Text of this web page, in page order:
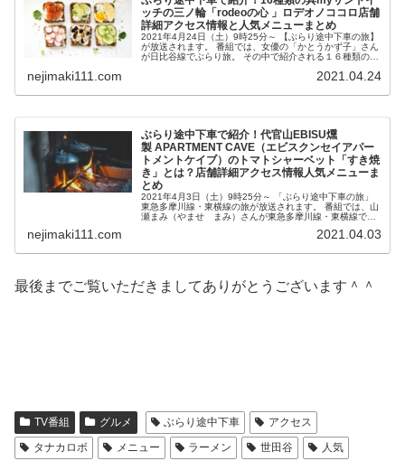
ッチの三ノ輪「rodeoの心 」ロデオノココロ店舗
詳細アクセス情報と人気メニューまとめ
2021年4月24日（土）9時25分～ 【ぶらり途中下車の旅】
が放送されます。 番組では、女優の「かとうかず子」さん
が日比谷線でぶらり旅。 その中で紹介される１６種類の具
nejimaki111.com 2021.04.24
ぶらり途中下車で紹介！代官山EBISU燻
製 APARTMENT CAVE（エビスクンセイアパー
トメントケイブ）のトマトシャーベット「すき焼
き」とは？店舗詳細アクセス情報人気メニューま
とめ
2021年4月3日（土）9時25分～ 「ぶらり途中下車の旅」
東急多摩川線・東横線の旅が放送されます。 番組では、山
瀬まみ（やませ まみ）さんが東急多摩川線・東横線でぶ
nejimaki111.com 2021.04.03
最後までご覧いただきましてありがとうございます＾＾
TV番組 グルメ ぶらり途中下車
アクセス
タナカロボ
メニュー ラーメン 世田谷
人気